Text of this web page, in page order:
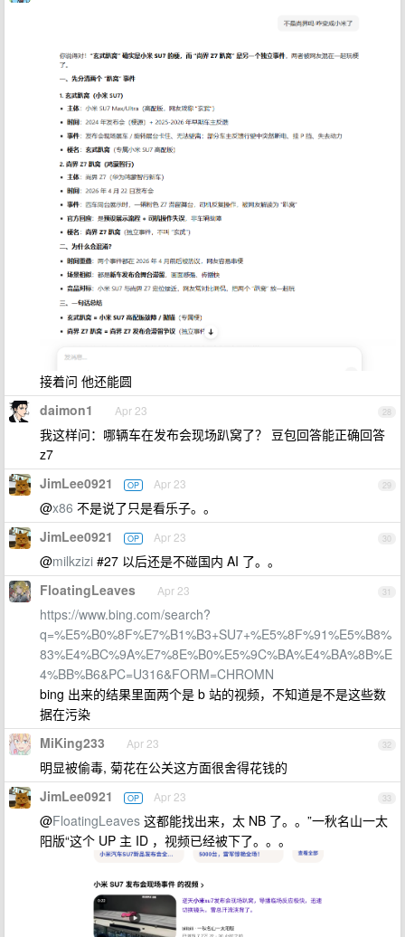
接着问 他还能圆
28
daimon1 Apr 23
我这样问：哪辆车在发布会现场趴窝了？ 豆包回答能正确回答
z7
29
JimLee0921 OP Apr 23
@x86 不是说了只是看乐子。。
30
JimLee0921 OP Apr 23
@milkzizi #27 以后还是不碰国内 AI 了。。
31
FloatingLeaves Apr 23
https://www.bing.com/search?
q=%E5%B0%8F%E7%B1%B3+SU7+%E5%8F%91%E5%B8%
83%E4%BC%9A%E7%8E%B0%E5%9C%BA%E4%BA%8B%E
4%BB%B6&PC=U316&FORM=CHROMN
bing 出来的结果里面两个是 b 站的视频，不知道是不是这些数
据在污染
32
MiKing233 Apr 23
明显被偷毒, 菊花在公关这方面很舍得花钱的
33
JimLee0921 OP Apr 23
@FloatingLeaves 这都能找出来，太 NB 了。。”一秋名山一太
阳版“这个 UP 主 ID ，视频已经被下了。。。